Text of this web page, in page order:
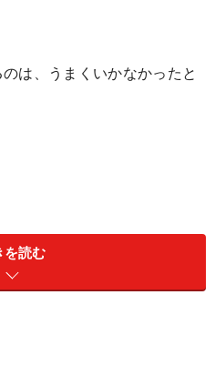
は、うまくいかなかったと
を読む